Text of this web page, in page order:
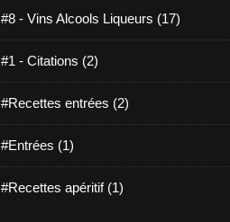
#8 - Vins Alcools Liqueurs (17)
#1 - Citations (2)
#Recettes entrées (2)
#Entrées (1)
#Recettes apéritif (1)